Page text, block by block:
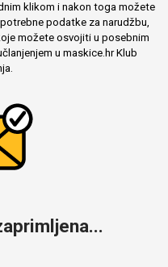
klikom i nakon toga možete
podatke za narudžbu,
možete osvojiti u posebnim
u maskice.hr Klub